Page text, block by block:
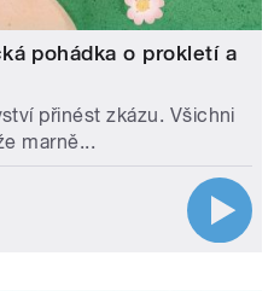
pohádka o prokletí a
přinést zkázu. Všichni
marně...